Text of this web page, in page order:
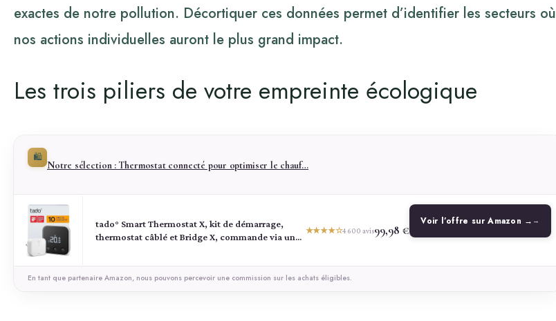
exactes de notre pollution. Décortiquer ces données permet d’identifier les secteurs où
nos actions individuelles auront le plus grand impact.
Les trois piliers de votre empreinte écologique
🛍️
Notre sélection : Thermostat connecté pour optimiser le chauf…
tado° Smart Thermostat X, kit de démarrage,
thermostat câblé et Bridge X, commande via une
V3+
★★★★☆4 600 avis99,98 €
Voir l’offre sur Amazon →
En tant que partenaire Amazon, nous pouvons percevoir une commission sur les achats éligibles.